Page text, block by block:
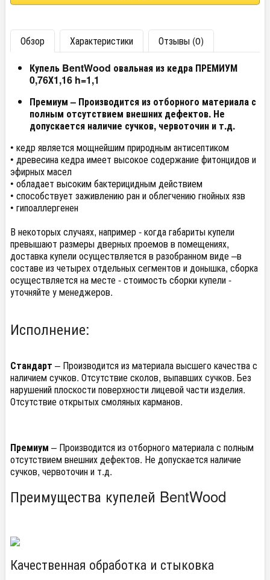
Обзор Характеристики
Отзывы (0)
Купель BentWood овальная из кедра ПРЕМИУМ
0,76Х1,16 h=1,1
Премиум– Производится из отборного материала с
полным отсутствием внешних дефектов. Не
допускается наличие сучков, червоточин и т.д.
• кедр является мощнейшим природным антисептиком
• древесина кедра имеет высокое содержание фитонцидов и
эфирных масел
• обладает высоким бактерицидным действием
• способствует заживлению ран и облегчению гнойных язв
• гипоаллергенен
В некоторых случаях, например - когда габариты купели
превышают размеры дверных проемов в помещениях,
доставка купели осуществляется в разобранном виде –в
составе из четырех отдельных сегментов и донышка, сборка
осуществляется на месте - стоимость сборки купели -
уточняйте у менеджеров.
Исполнение:
Стандарт – Производится из материала высшего качества с
наличием сучков. Отсутствие сколов, выпавших сучков. Без
нарушений плоскости поверхности лицевой части изделия.
Отсутствие открытых смоляных карманов.
Премиум – Производится из отборного материала с полным
отсутствием внешних дефектов. Не допускается наличие
сучков, червоточин и т.д.
Преимущества купелей BentWood
Качественная обработка и стыковка